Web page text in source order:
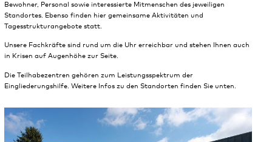
Bewohner, Personal sowie interessierte Mitmenschen des jeweiligen
Standortes. Ebenso finden hier gemeinsame Aktivitäten und
Tagesstrukturangebote statt.
Unsere Fachkräfte sind rund um die Uhr erreichbar und stehen Ihnen auch
in Krisen auf Augenhöhe zur Seite.
Die Teilhabezentren gehören zum Leistungsspektrum der
Eingliederungshilfe. Weitere Infos zu den Standorten finden Sie unten.